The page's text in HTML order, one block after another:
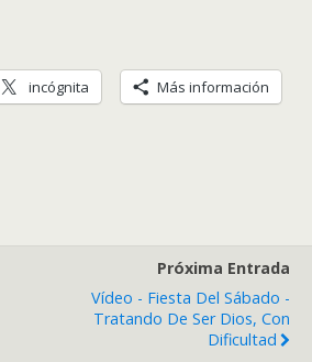
incógnita Más información
Próxima Entrada
Vídeo - Fiesta Del Sábado -
Tratando De Ser Dios, Con
Dificultad